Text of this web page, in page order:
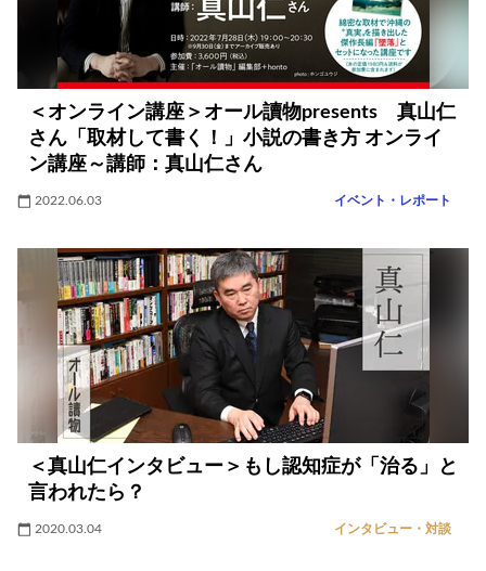
＜オンライン講座＞オール讀物presents 真山仁
さん「取材して書く！」小説の書き方 オンライ
ン講座～講師：真山仁さん
2022.06.03 イベント・レポート
＜真山仁インタビュー＞もし認知症が「治る」と
言われたら？
2020.03.04 インタビュー・対談